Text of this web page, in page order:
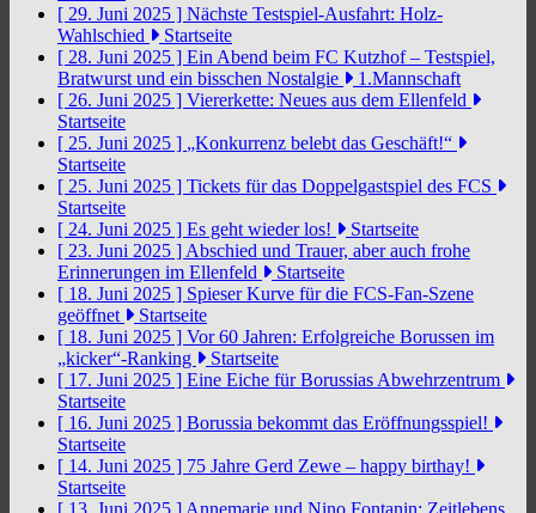
[ 29. Juni 2025 ] Nächste Testspiel-Ausfahrt: Holz-
Wahlschied
Startseite
[ 28. Juni 2025 ] Ein Abend beim FC Kutzhof – Testspiel,
Bratwurst und ein bisschen Nostalgie
1.Mannschaft
[ 26. Juni 2025 ] Viererkette: Neues aus dem Ellenfeld
Startseite
[ 25. Juni 2025 ] „Konkurrenz belebt das Geschäft!“
Startseite
[ 25. Juni 2025 ] Tickets für das Doppelgastspiel des FCS
Startseite
[ 24. Juni 2025 ] Es geht wieder los!
Startseite
[ 23. Juni 2025 ] Abschied und Trauer, aber auch frohe
Erinnerungen im Ellenfeld
Startseite
[ 18. Juni 2025 ] Spieser Kurve für die FCS-Fan-Szene
geöffnet
Startseite
[ 18. Juni 2025 ] Vor 60 Jahren: Erfolgreiche Borussen im
„kicker“-Ranking
Startseite
[ 17. Juni 2025 ] Eine Eiche für Borussias Abwehrzentrum
Startseite
[ 16. Juni 2025 ] Borussia bekommt das Eröffnungsspiel!
Startseite
[ 14. Juni 2025 ] 75 Jahre Gerd Zewe – happy birthay!
Startseite
[ 13. Juni 2025 ] Annemarie und Nino Fontanin: Zeitlebens